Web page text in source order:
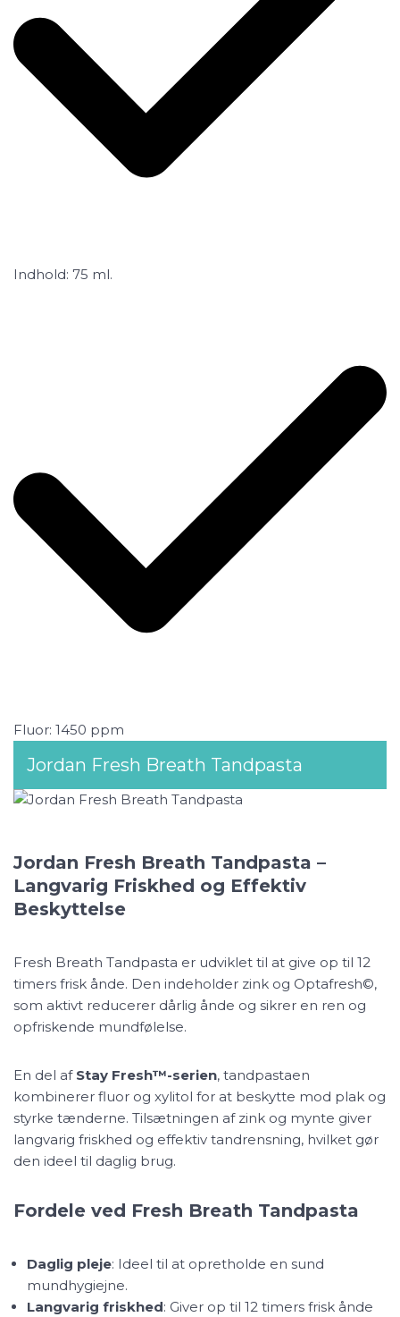
Indhold: 75 ml.
Fluor: 1450 ppm
Jordan Fresh Breath Tandpasta
Jordan Fresh Breath Tandpasta –
Langvarig Friskhed og Effektiv
Beskyttelse
Fresh Breath Tandpasta er udviklet til at give op til 12
timers frisk ånde. Den indeholder zink og Optafresh©,
som aktivt reducerer dårlig ånde og sikrer en ren og
opfriskende mundfølelse.
En del af Stay Fresh™-serien, tandpastaen
kombinerer fluor og xylitol for at beskytte mod plak og
styrke tænderne. Tilsætningen af zink og mynte giver
langvarig friskhed og effektiv tandrensning, hvilket gør
den ideel til daglig brug.
Fordele ved Fresh Breath Tandpasta
Daglig pleje: Ideel til at opretholde en sund
mundhygiejne.
Langvarig friskhed: Giver op til 12 timers frisk ånde